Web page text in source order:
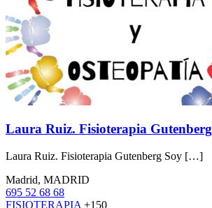
Laura Ruiz. Fisioterapia Gutenberg
Laura Ruiz. Fisioterapia Gutenberg Soy […]
Madrid, MADRID
695 52 68 68
FISIOTERAPIA +150